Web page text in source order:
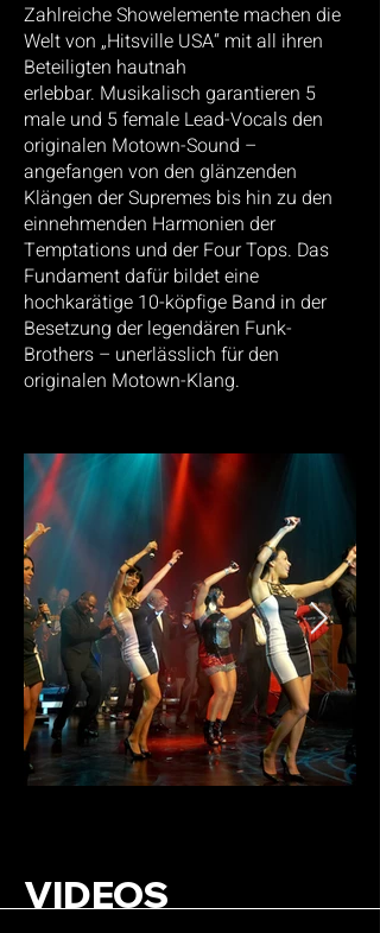
Zahlreiche Showelemente machen die
Welt von „Hitsville USA“ mit all ihren
Beteiligten hautnah
erlebbar. Musikalisch garantieren 5
male und 5 female Lead-Vocals den
originalen Motown-Sound –
angefangen von den glänzenden
Klängen der Supremes bis hin zu den
einnehmenden Harmonien der
Temptations und der Four Tops. Das
Fundament dafür bildet eine
hochkarätige 10-köpfige Band in der
Besetzung der legendären Funk-
Brothers – unerlässlich für den
originalen Motown-Klang.
VIDEOS